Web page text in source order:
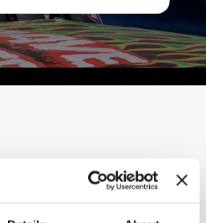
- Closer